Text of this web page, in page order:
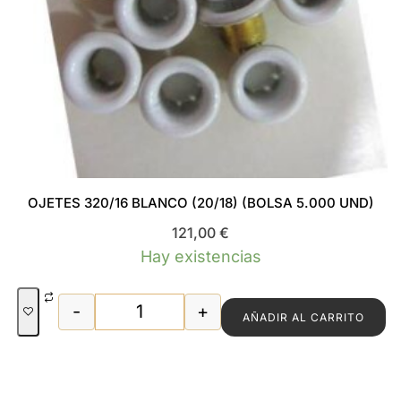
OJETES 320/16 BLANCO (20/18) (BOLSA 5.000 UND)
121,00 €
Hay existencias
OJETES 320/16 BLANCO (20/18)
- + AÑADIR AL CARRITO